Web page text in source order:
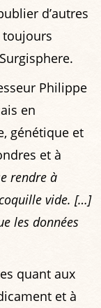
d’autres
toujours
Philippe
en
génétique et
et à
rendre à
vide. […]
les données
quant aux
et à